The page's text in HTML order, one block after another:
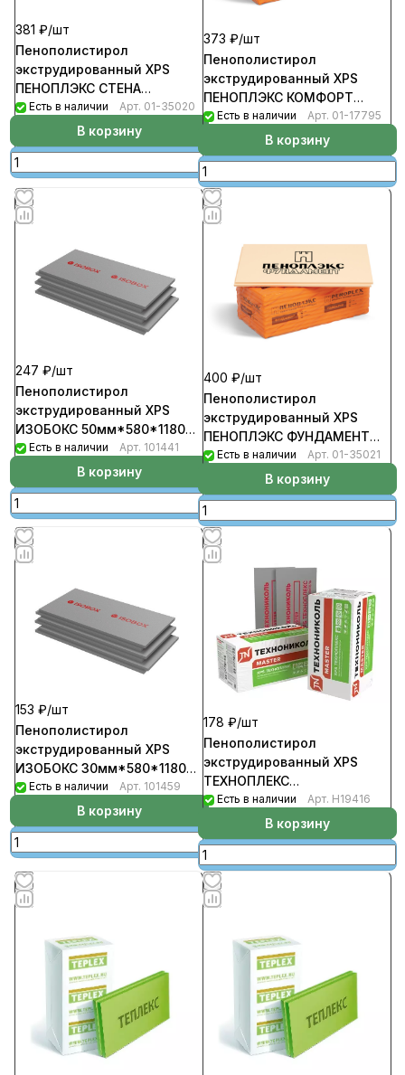
381 ₽/шт
Пенополистирол
экструдированный XPS
ПЕНОПЛЭКС СТЕНА
50мм*585*1185 Т-15
уп-7шт/4,8526кв.м/0,2429м3
Есть в наличии Арт. 01-35020
В корзину
373 ₽/шт
Пенополистирол
экструдированный XPS
ПЕНОПЛЭКС КОМФОРТ
50мм*585*1185 Т-15
уп-7шт/4,8526кв.м/0.2429м3
Есть в наличии Арт. 01-17795
В корзину
247 ₽/шт
Пенополистирол
экструдированный XPS
ИЗОБОКС 50мм*580*1180
(уп-8шт/5,47кв.м/0.2738куб.м)
Есть в наличии Арт. 101441
В корзину
400 ₽/шт
Пенополистирол
экструдированный XPS
ПЕНОПЛЭКС ФУНДАМЕНТ
50мм*585*1185 Т-15
уп-7шт/4,852кв.м/0.2429м3
Есть в наличии Арт. 01-35021
В корзину
153 ₽/шт
Пенополистирол
экструдированный XPS
ИЗОБОКС 30мм*580*1180
(уп-13шт/8,9кв.м/0.2669куб.м)
Есть в наличии Арт. 101459
В корзину
178 ₽/шт
Пенополистирол
экструдированный XPS
ТЕХНОПЛЕКС
30мм*580*1180
(уп-13шт/8,9кв.м/0.2669куб.м)
Есть в наличии Арт. Н19416
В корзину